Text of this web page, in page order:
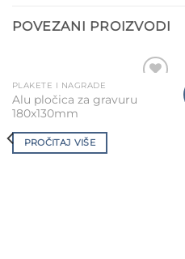
POVEZANI PROIZVODI
Wishlist
PLAKETE I NAGRADE
Alu pločica za gravuru
180x130mm
PROČITAJ VIŠE